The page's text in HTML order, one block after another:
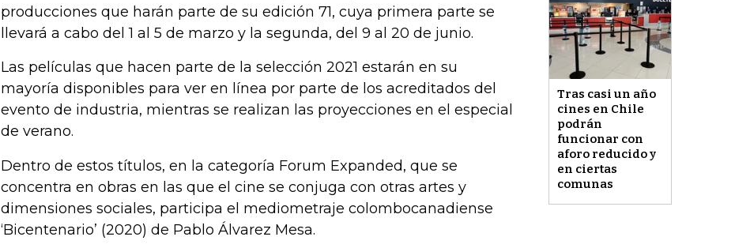
Tras casi un año
cines en Chile
podrán
funcionar con
aforo reducido y
en ciertas
comunas
producciones que harán parte de su edición 71, cuya primera parte se
llevará a cabo del 1 al 5 de marzo y la segunda, del 9 al 20 de junio.
Las películas que hacen parte de la selección 2021 estarán en su
mayoría disponibles para ver en línea por parte de los acreditados del
evento de industria, mientras se realizan las proyecciones en el especial
de verano.
Dentro de estos títulos, en la categoría Forum Expanded, que se
concentra en obras en las que el cine se conjuga con otras artes y
dimensiones sociales, participa el mediometraje colombocanadiense
‘Bicentenario’ (2020) de Pablo Álvarez Mesa.